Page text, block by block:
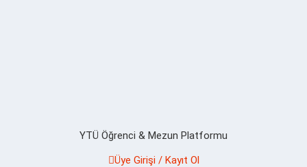
YTÜ Öğrenci & Mezun Platformu
Üye Girişi / Kayıt Ol